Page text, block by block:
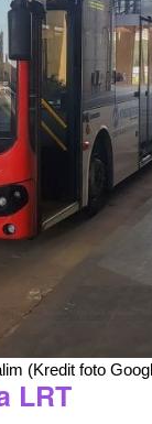
(Kredit foto
LRT